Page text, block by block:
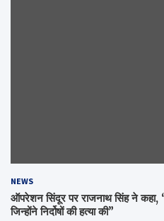
NEWS
ऑपरेशन सिंदूर पर राजनाथ सिंह ने कहा,
जिन्होंने निर्दोषों की हत्या की”